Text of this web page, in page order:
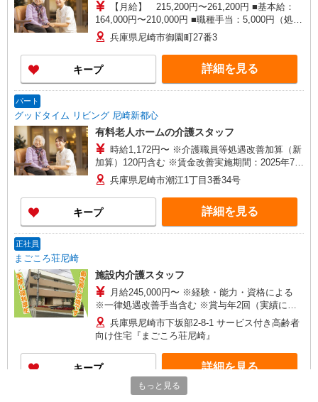
【月給】 215,200円〜261,200円 ■基本給：
164,000円〜210,000円 ■職種手当：5,000円（処遇
改善加算1,000円分含む） ■夜勤手当：26,000円
（5回の場合） 1回につき5,000円、5回目以降
6,000円 ■介護職員等処遇改善加算（「新加
算」）：20,200円/月 ※ ※賃金改善実施期間：
2025年7月〜2026年8月 ※以下は該当する場合に
兵庫県尼崎市御園町27番3
キープ 詳細を見る
パート
グッドタイム リビング 尼崎新都心
有料老人ホームの介護スタッフ
時給1,172円〜 ※介護職員等処遇改善加算（新
加算）120円含む ※賃金改善実施期間：2025年7
月〜2026年8月 ※7:00〜9:00の勤務の2時間勤務に
つき、早出手当（500円/回）付与。
兵庫県尼崎市潮江1丁目3番34号
キープ 詳細を見る
正社員
まごころ荘尼崎
施設内介護スタッフ
月給245,000円〜 ※経験・能力・資格による
※一律処遇改善手当含む ※賞与年2回（実績によ
る） ※処遇改善一時金年2回支給 ※夜勤0回〜5回
までの手当含む 6回目以降は（5,000円/1夜勤）
別途手当支給
兵庫県尼崎市下坂部2-8-1 サービス付き高齢者
向け住宅『まごころ荘尼崎』
キープ 詳細を見る
もっと見る